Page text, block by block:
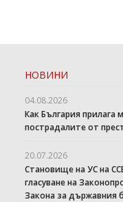
НОВИНИ
04.08.2026
Как България
пострадалите от
20.07.2026
Становище на УС на
гласуване на
Закона за държавния